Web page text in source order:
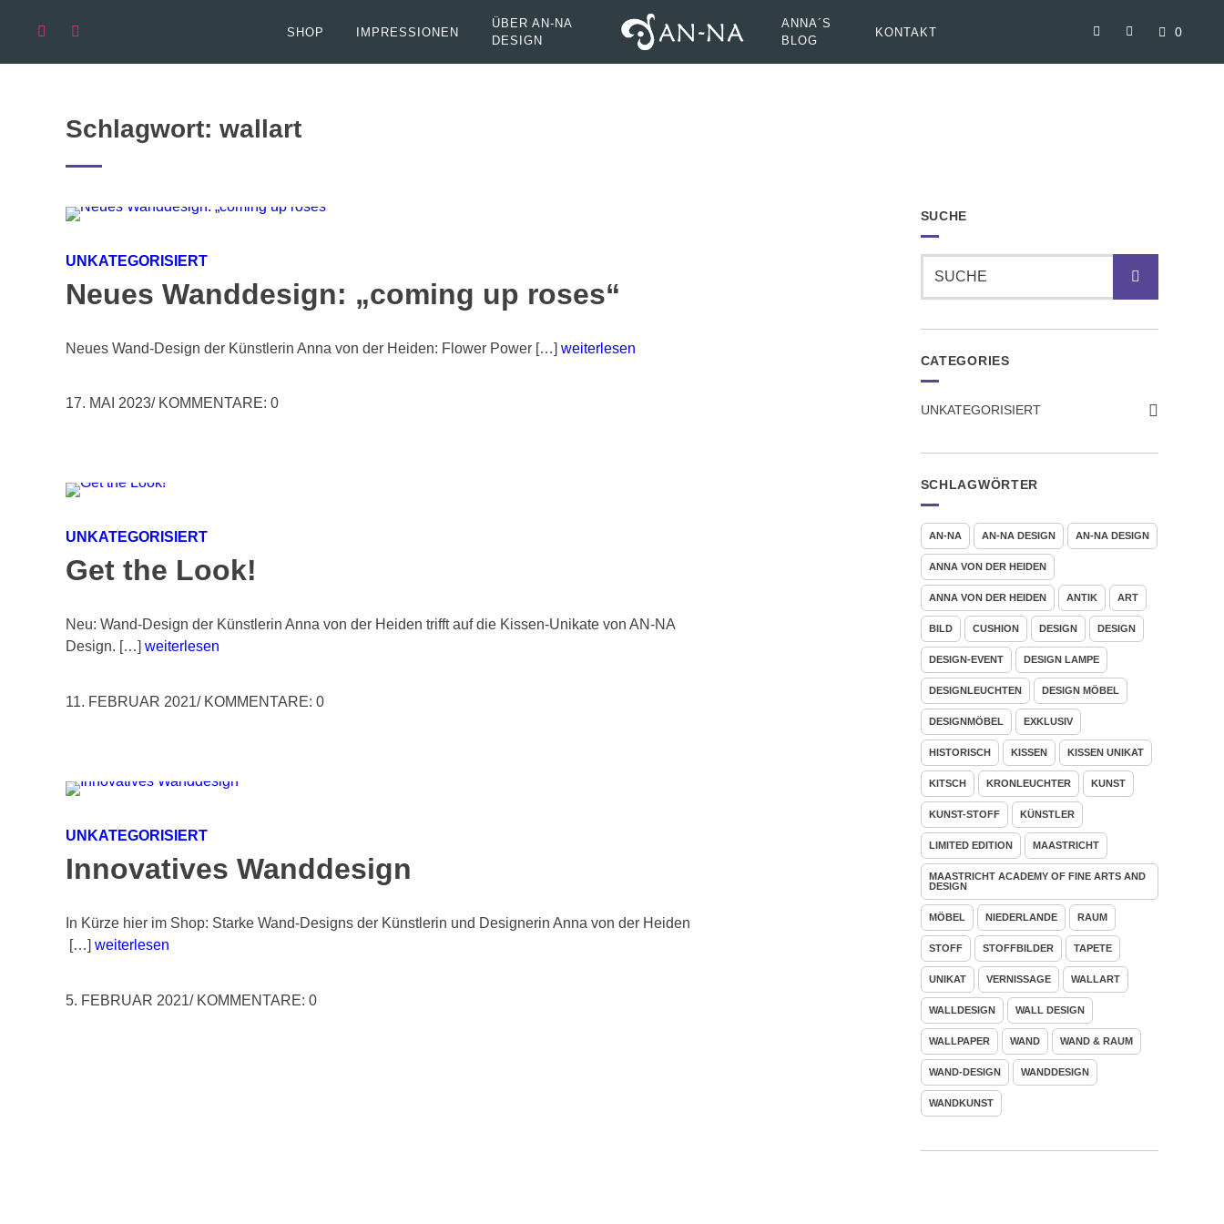
SHOP IMPRESSIONEN
ÜBER AN-NA
DESIGN
ANNA´S
BLOG
KONTAKT 0
Schlagwort: wallart
SUCHE
CATEGORIES
UNKATEGORISIERT
SCHLAGWÖRTER
AN-NA AN-NA DESIGN AN-NA DESIGN
ANNA VON DER HEIDEN
ANNA VON DER HEIDEN ANTIK ART
BILD CUSHION DESIGN DESIGN
DESIGN-EVENT DESIGN LAMPE
DESIGNLEUCHTEN DESIGN MÖBEL
DESIGNMÖBEL EXKLUSIV
HISTORISCH KISSEN KISSEN UNIKAT
KITSCH KRONLEUCHTER KUNST
KUNST-STOFF KÜNSTLER
LIMITED EDITION MAASTRICHT
MAASTRICHT ACADEMY OF FINE ARTS AND
DESIGN
MÖBEL NIEDERLANDE RAUM
STOFF STOFFBILDER TAPETE
UNIKAT VERNISSAGE WALLART
WALLDESIGN WALL DESIGN
WALLPAPER WAND WAND & RAUM
WAND-DESIGN WANDDESIGN
WANDKUNST
UNKATEGORISIERT
Neues Wanddesign: „coming up roses“
Neues Wand-Design der Künstlerin Anna von der Heiden: Flower Power […] weiterlesen
17. MAI 2023/KOMMENTARE: 0
UNKATEGORISIERT
Get the Look!
Neu: Wand-Design der Künstlerin Anna von der Heiden trifft auf die Kissen-Unikate von AN-NA
Design. […] weiterlesen
11. FEBRUAR 2021/KOMMENTARE: 0
UNKATEGORISIERT
Innovatives Wanddesign
In Kürze hier im Shop: Starke Wand-Designs der Künstlerin und Designerin Anna von der Heiden
[…] weiterlesen
5. FEBRUAR 2021/KOMMENTARE: 0